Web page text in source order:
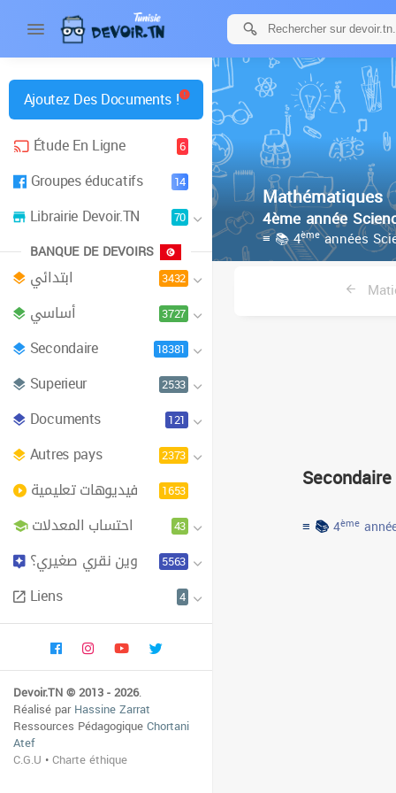
Ajoutez Des Documents !
Étude En Ligne
6
Groupes éducatifs 14
Librairie Devoir.TN 70
BANQUE DE DEVOIRS
ابتدائي 3432
أساسي 3727
Secondaire 18381
Superieur 2533
Documents 121
Autres pays 2373
فيديوهات تعليمية 1653
احتساب المعدلات 43
وين نقري صغيري؟ 5563
Liens 4
Devoir.TN © 2013 - 2026.
Réalisé parHassine Zarrat
Ressources PédagogiqueChortani
Atef
C.G.U •Charte éthique
Mathématiques
4ème année
≡ 📚 4èmeannées
Secondaire
≡ 📚4ème